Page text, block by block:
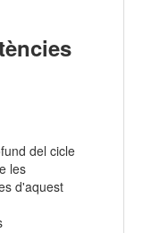
del cicle
les
d'aquest